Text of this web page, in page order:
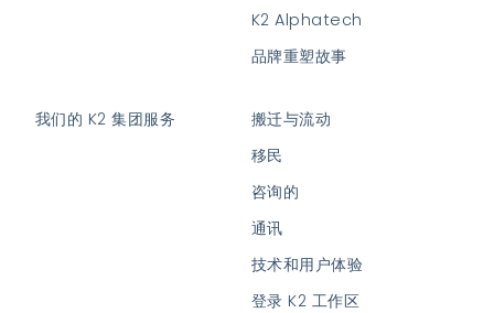
K2 Alphatech
品牌重塑故事
我们的 K2 集团服务
搬迁与流动
移民
咨询的
通讯
技术和用户体验
登录 K2 工作区